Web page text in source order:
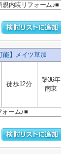
内装リフォーム♪■
能】メイツ草加
徒歩12分
築36年
南東
ォーム♪■